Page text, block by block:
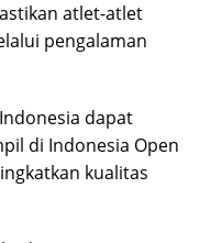
atlet-atlet
pengalaman
dapat
di Indonesia Open
kualitas